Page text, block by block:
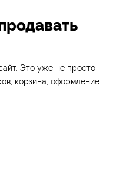
Это уже не просто
корзина, оформление